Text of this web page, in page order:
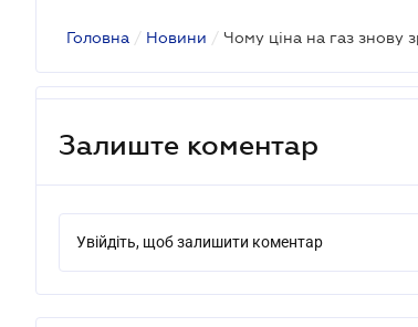
Головна / Новини / Чому ціна на газ знову
Залиште коментар
Увійдіть, щоб залишити коментар